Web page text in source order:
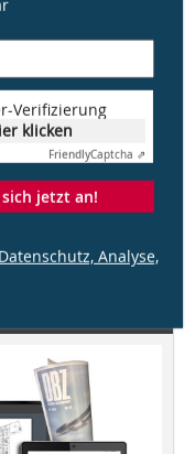
Verifizierung
klicken
FriendlyCaptcha ⇗
jetzt an!
Analyse,
und
in Hamburg
oder
PartmbB
(+1 weiterer Standort)